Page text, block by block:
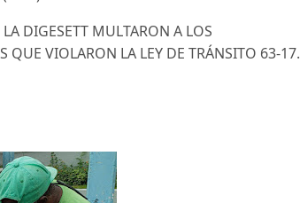
DIGESETT MULTARON A LOS
VIOLARON LA LEY DE TRÁNSITO 63-17.